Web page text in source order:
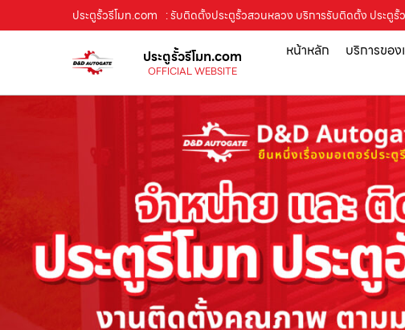
ประตูรั้วรีโมท.com : รับติดตั้งประตูรั้วสวนหลวง บริการรับติดตั้ง ประตูรั้
ประตูรั้วรีโมท.com
OFFICIAL WEBSITE
หน้าหลัก บริการของ